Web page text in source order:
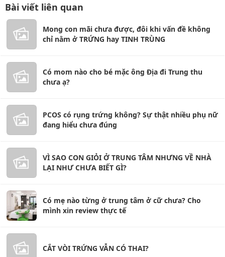
Bài viết liên quan
Mong con mãi chưa được, đôi khi vấn đề không
chỉ nằm ở TRỨNG hay TINH TRÙNG
Có mom nào cho bé mặc ông Địa đi Trung thu
chưa ạ?
PCOS có rụng trứng không? Sự thật nhiều phụ nữ
đang hiểu chưa đúng
VÌ SAO CON GIỎI Ở TRUNG TÂM NHƯNG VỀ NHÀ
LẠI NHƯ CHƯA BIẾT GÌ?
Có mẹ nào từng ở trung tâm ở cữ chưa? Cho
mình xin review thực tế
CẮT VÒI TRỨNG VẪN CÓ THAI?